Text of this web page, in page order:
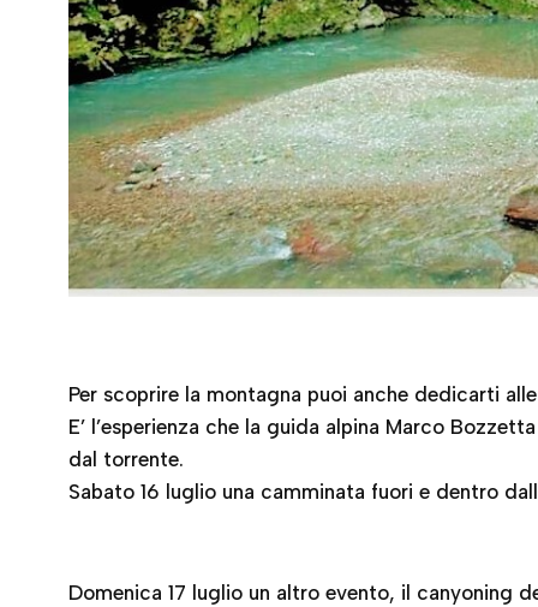
Per scoprire la montagna puoi anche dedicarti
E’ l’esperienza che la guida alpina Marco
dal torrente.
Sabato 16 luglio una camminata fuori e dentro
Domenica 17 luglio un altro evento, il canyoning